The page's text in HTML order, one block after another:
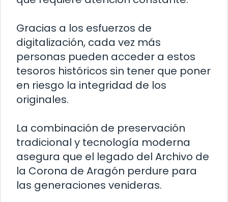
Gracias a los esfuerzos de
digitalización, cada vez más
personas pueden acceder a estos
tesoros históricos sin tener que poner
en riesgo la integridad de los
originales.
La combinación de preservación
tradicional y tecnología moderna
asegura que el legado del Archivo de
la Corona de Aragón perdure para
las generaciones venideras.